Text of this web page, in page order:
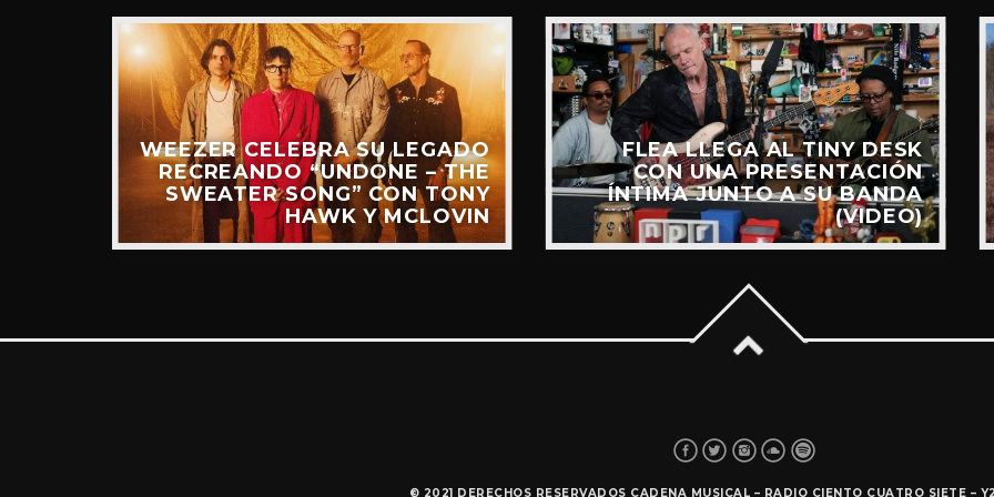
WEEZER CELEBRA SU LEGADO
RECREANDO “UNDONE – THE
SWEATER SONG” CON TONY
HAWK Y MCLOVIN
FLEA LLEGA AL TINY DESK
CON UNA PRESENTACIÓN
ÍNTIMA JUNTO A SU BANDA
(VIDEO)
© 2021 DERECHOS RESERVADOS CADENA MUSICAL – RADIO CIENTO CUATRO SIETE –